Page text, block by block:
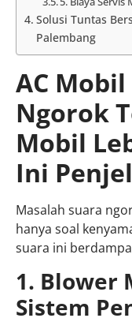
Solusi Tuntas
Palembang
AC
Ngorok
Mobil
Ini
Masalah suara
hanya soal
suara ini
1. Blower
Sistem